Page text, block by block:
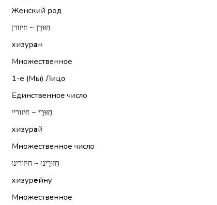
Женский род
חִזּוּרָן ~ חיזורן
хизуран
Множественное
1-е (Мы) Лицо
Единственное число
חִזּוּרַי ~ חיזוריי
хизурай
Множественное число
חִזּוּרֵינוּ ~ חיזורינו
хизурейну
Множественное